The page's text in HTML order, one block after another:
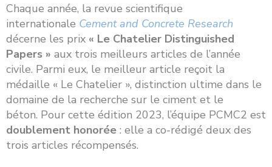
Chaque année, la revue scientifique
internationale Cement and Concrete Research
décerne les prix « Le Chatelier Distinguished
Papers » aux trois meilleurs articles de l’année
civile. Parmi eux, le meilleur article reçoit la
médaille « Le Chatelier », distinction ultime dans le
domaine de la recherche sur le ciment et le
béton. Pour cette édition 2023, l’équipe PCMC2 est
doublement honorée : elle a co-rédigé deux des
trois articles récompensés.